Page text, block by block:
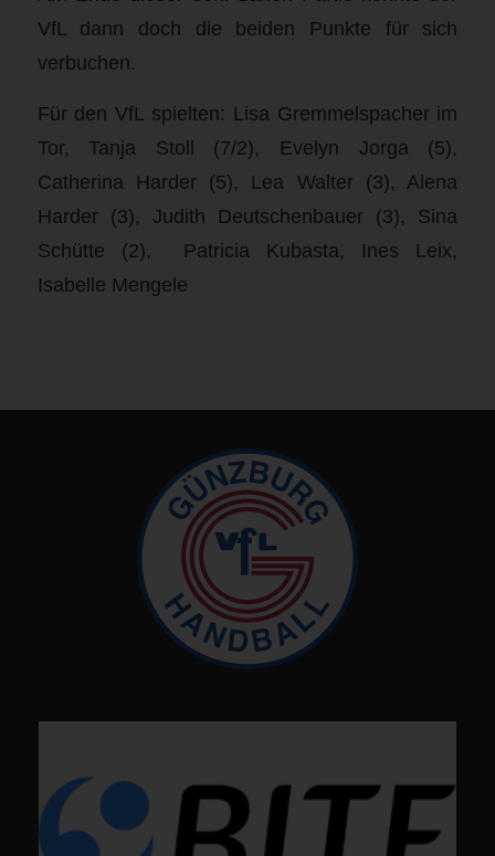
VfL dann doch die beiden Punkte für sich
verbuchen.
Für den VfL spielten: Lisa Gremmelspacher im
Tor, Tanja Stoll (7/2), Evelyn Jorga (5),
Catherina Harder (5), Lea Walter (3), Alena
Harder (3), Judith Deutschenbauer (3), Sina
Schütte (2), Patricia Kubasta, Ines Leix,
Isabelle Mengele